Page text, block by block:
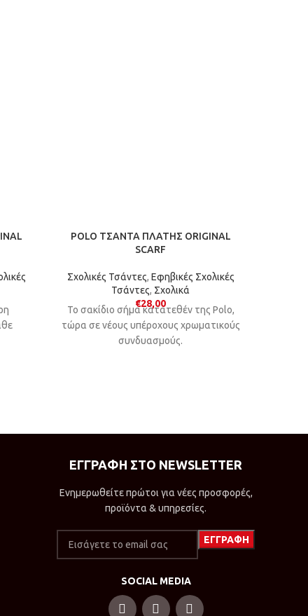
POLO ΤΣΑΝΤΑ ΠΛΑΤΗΣ ORIGINAL
SCARF
Σχολικές Τσάντες, Εφηβικές Σχολικές
Τσάντες, Σχολικά
€28,00
Το σακίδιο σήμα κατατεθέν της Polo,
τώρα σε νέους υπέροχους χρωματικούς
συνδυασμούς.
ΕΓΓΡΑΦΗ ΣΤΟ NEWSLETTER
Ενημερωθείτε πρώτοι για νέες προσφορές,
προϊόντα & υπηρεσίες.
SOCIAL MEDIA